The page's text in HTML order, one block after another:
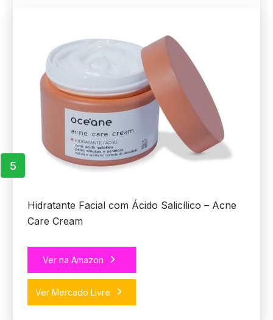
5
Hidratante Facial com Ácido Salicílico – Acne
Care Cream
Ver na Amazon
Ver Mercado Livre